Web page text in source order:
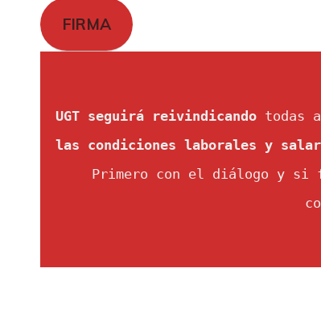
FIRMA
UGT seguirá reivindicando todas
las condiciones laborales y
Primero con el diálogo y si